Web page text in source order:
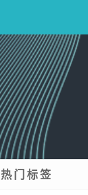
热门标签